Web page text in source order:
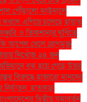
পৌঁছালো ফাইনালে
এগিয়ে চলেছে হায়াত
ও তিকশানার ঘূর্ণিতে
আপেল খেলে রোগমুক্ত
নিখোঁজ ২৪ জন
বন্ধ হয়ে গেছে উত্তর
বিরুদ্ধে হাজারো মানুষের
হাতকড়া
দ্বিতীয় সমাবর্তন